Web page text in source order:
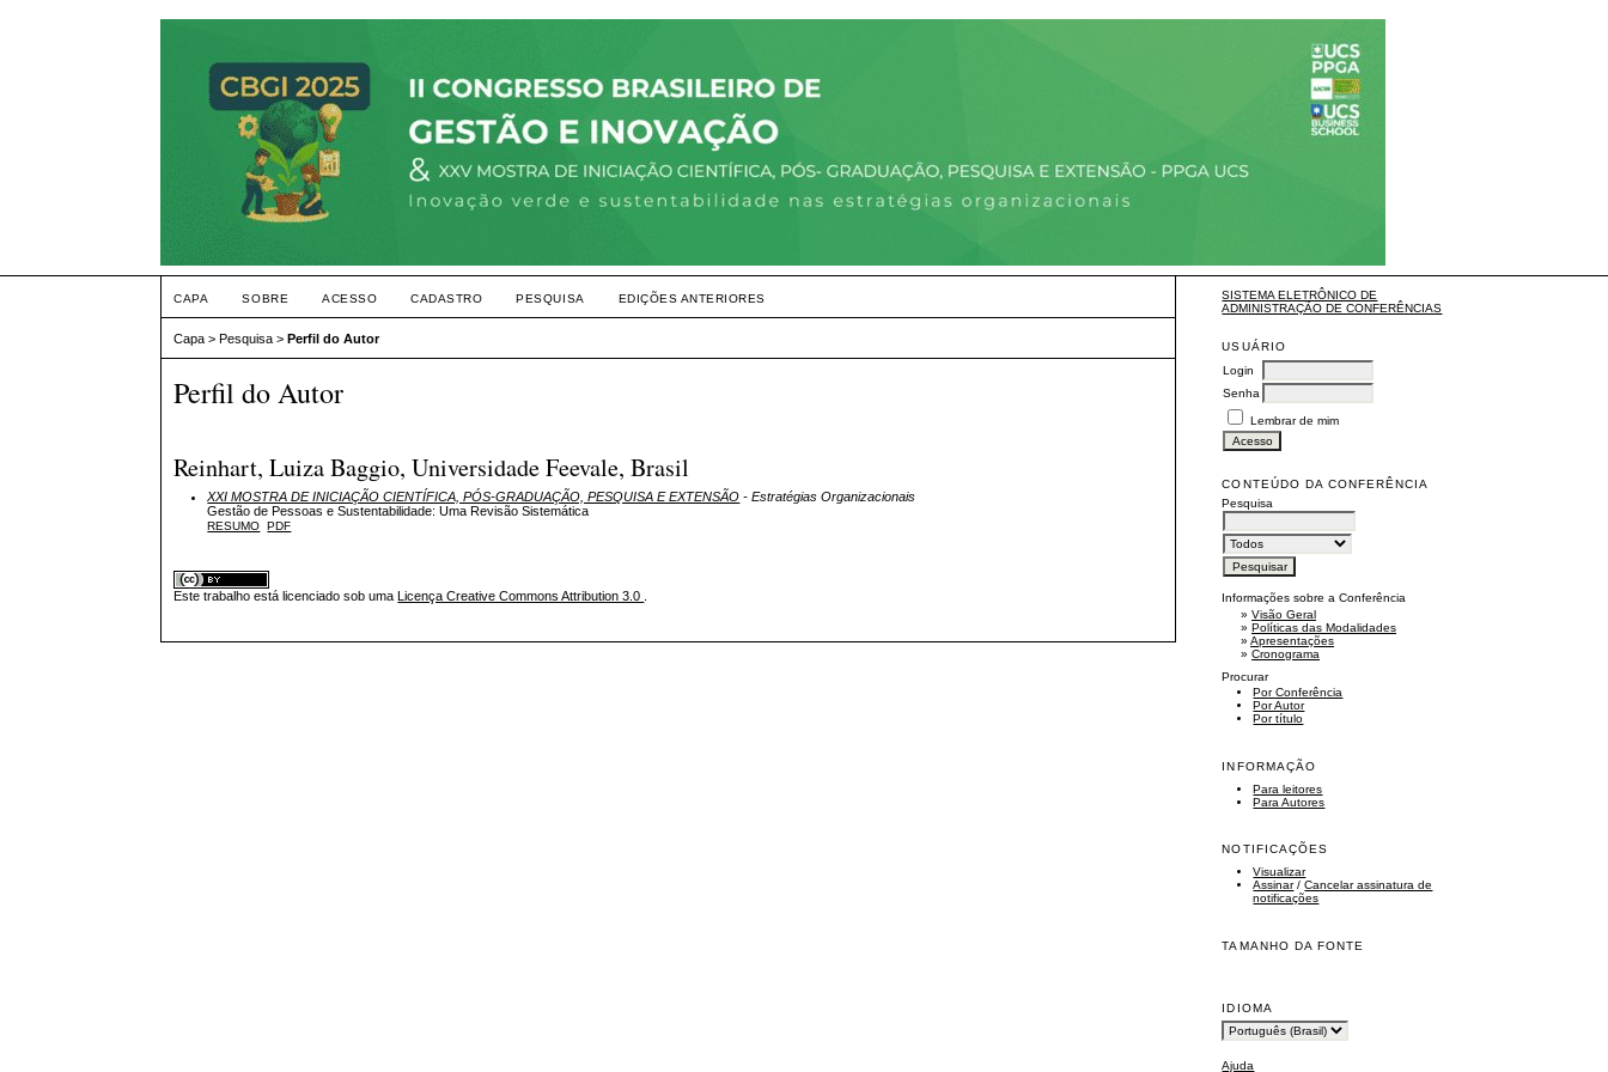
SISTEMA ELETRÔNICO DE
ADMINISTRAÇÃO DE CONFERÊNCIAS
USUÁRIO
Login
Senha
Lembrar de mim
CONTEÚDO DA CONFERÊNCIA
Pesquisa
Informações sobre a Conferência
»Visão Geral
»Políticas das Modalidades
»Apresentações
»Cronograma
Procurar
Por Conferência
Por Autor
Por título
INFORMAÇÃO
Para leitores
Para Autores
NOTIFICAÇÕES
Visualizar
Assinar/Cancelar assinatura de
notificações
TAMANHO DA FONTE
IDIOMA
Ajuda
CAPA SOBRE ACESSO CADASTRO PESQUISA EDIÇÕES ANTERIORES
Capa >Pesquisa >Perfil do Autor
Perfil do Autor
Reinhart, Luiza Baggio, Universidade Feevale, Brasil
XXI MOSTRA DE INICIAÇÃO CIENTÍFICA, PÓS-GRADUAÇÃO, PESQUISA E EXTENSÃO - Estratégias Organizacionais
Gestão de Pessoas e Sustentabilidade: Uma Revisão Sistemática
RESUMO PDF
Este trabalho está licenciado sob uma Licença Creative Commons Attribution 3.0